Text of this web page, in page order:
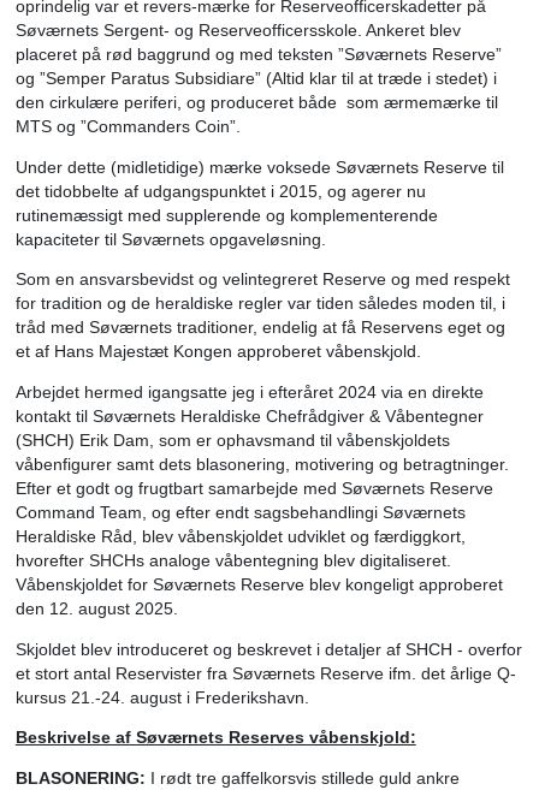
Dernæst at starte opbygningen under mantraet ”FREM" –
Fleksibelt, Relevant, Effektivt og Meningsfuldt
men absolut ikke mindst vigtige element, at få udarbejdet
mærke, hvorunder Søværnets Reserve kunne samles og
samhørighed.
Som en nærliggende mulighed for et mærke, valgtes i
omgang Søværnets kronede anker med et indflettet ”R” –
oprindelig var et revers-mærke for
Søværnets Sergent- og Reserveofficersskole. Ankeret
placeret på rød baggrund og med teksten ”Søværnets
og ”Semper Paratus Subsidiare” (Altid klar til at træde i
den cirkulære periferi, og produceret både som
MTS og ”Commanders Coin”.
Under dette (midletidige) mærke voksede Søværnets
det tidobbelte af udgangspunktet i 2015, og agerer nu
rutinemæssigt med supplerende og komplementerende
kapaciteter til Søværnets opgaveløsning.
Som en ansvarsbevidst og velintegreret Reserve og med
for tradition og de heraldiske regler var tiden således
et af Hans Majestæt Kongen approberet våbenskjold.
Arbejdet hermed igangsatte jeg i efteråret 2024 via en
kontakt til Søværnets Heraldiske Chefrådgiver &